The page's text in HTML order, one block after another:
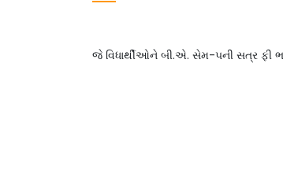
જે વિધાર્થીઓને બી.એ. સેમ-૫ની સત્ર ફી